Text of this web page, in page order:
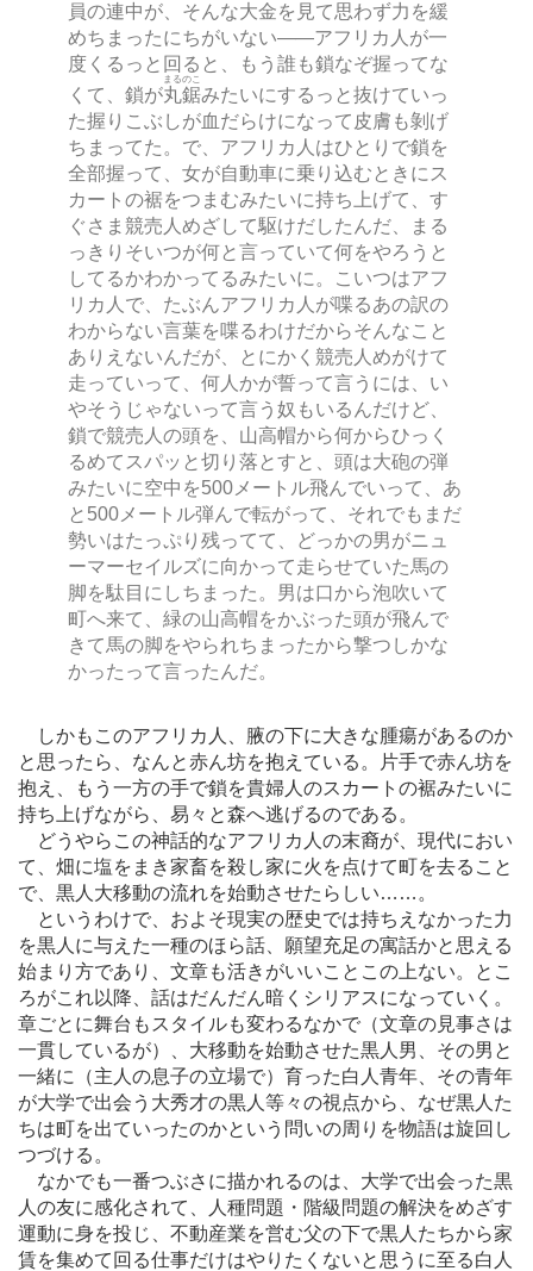
員の連中が、そんな大金を見て思わず力を緩
めちまったにちがいない――アフリカ人が一
度くるっと回ると、もう誰も鎖なぞ握ってな
くて、鎖が丸鋸
まるのこ
みたいにするっと抜けていっ
た握りこぶしが血だらけになって皮膚も剝げ
ちまってた。で、アフリカ人はひとりで鎖を
全部握って、女が自動車に乗り込むときにス
カートの裾をつまむみたいに持ち上げて、す
ぐさま競売人めざして駆けだしたんだ、まる
っきりそいつが何と言っていて何をやろうと
してるかわかってるみたいに。こいつはアフ
リカ人で、たぶんアフリカ人が喋るあの訳の
わからない言葉を喋るわけだからそんなこと
ありえないんだが、とにかく競売人めがけて
走っていって、何人かが誓って言うには、い
やそうじゃないって言う奴もいるんだけど、
鎖で競売人の頭を、山高帽から何からひっく
るめてスパッと切り落とすと、頭は大砲の弾
みたいに空中を500メートル飛んでいって、あ
と500メートル弾んで転がって、それでもまだ
勢いはたっぷり残ってて、どっかの男がニュ
ーマーセイルズに向かって走らせていた馬の
脚を駄目にしちまった。男は口から泡吹いて
町へ来て、緑の山高帽をかぶった頭が飛んで
きて馬の脚をやられちまったから撃つしかな
かったって言ったんだ。
しかもこのアフリカ人、腋の下に大きな腫瘍があるのか
と思ったら、なんと赤ん坊を抱えている。片手で赤ん坊を
抱え、もう一方の手で鎖を貴婦人のスカートの裾みたいに
持ち上げながら、易々と森へ逃げるのである。
どうやらこの神話的なアフリカ人の末裔が、現代におい
て、畑に塩をまき家畜を殺し家に火を点けて町を去ること
で、黒人大移動の流れを始動させたらしい… …。
というわけで、およそ現実の歴史では持ちえなかった力
を黒人に与えた一種のほら話、願望充足の寓話かと思える
始まり方であり、文章も活きがいいことこの上ない。とこ
ろがこれ以降、話はだんだん暗くシリアスになっていく。
章ごとに舞台もスタイルも変わるなかで（文章の見事さは
一貫しているが）、大移動を始動させた黒人男、その男と
一緒に（主人の息子の立場で）育った白人青年、その青年
が大学で出会う大秀才の黒人等々の視点から、なぜ黒人た
ちは町を出ていったのかという問いの周りを物語は旋回し
つづける。
なかでも一番つぶさに描かれるのは、大学で出会った黒
人の友に感化されて、人種問題・階級問題の解決をめざす
運動に身を投じ、不動産業を営む父の下で黒人たちから家
賃を集めて回る仕事だけはやりたくないと思うに至る白人